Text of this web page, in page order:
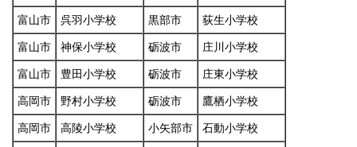
富山市 呉羽小学校 黒部市 荻生小学校
富山市 神保小学校 砺波市 庄川小学校
富山市 豊田小学校 砺波市 庄東小学校
高岡市 野村小学校 砺波市 鷹栖小学校
高岡市 高陵小学校 小矢部市 石動小学校